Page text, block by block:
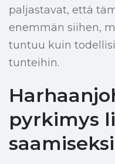
paljastavat, että
enemmän siihen,
tuntuu kuin
tunteihin.
pyrkimys
saamiseksi